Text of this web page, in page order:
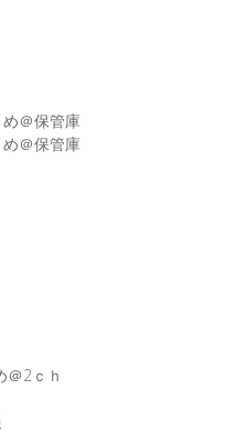
＠保管庫
＠保管庫
＠2ｃｈ